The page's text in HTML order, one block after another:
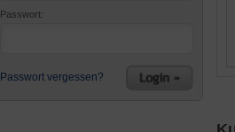
Passwort:
Passwort vergessen?